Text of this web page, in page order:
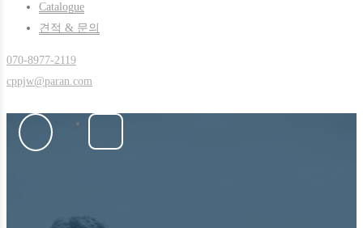
Catalogue
견적 & 문의
070-8977-2119
cppjw@paran.com